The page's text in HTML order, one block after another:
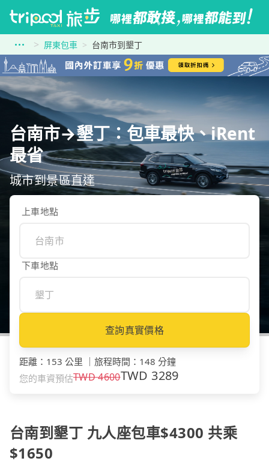
屏東包車 台南市到墾丁
台南市→墾丁：包車最快、iRent
最省
城市到景區直達
上車地點
下車地點
查詢真實價格
距離 ： 153 公里 旅程時間 ： 148 分鐘
您的車資預估TWD4600TWD 3289
台南到墾丁 九人座包車$4300 共乘
$1650